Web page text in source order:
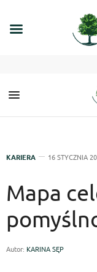
KARIERA 16 STYCZNIA
Mapa
Autor: KARINA SĘP